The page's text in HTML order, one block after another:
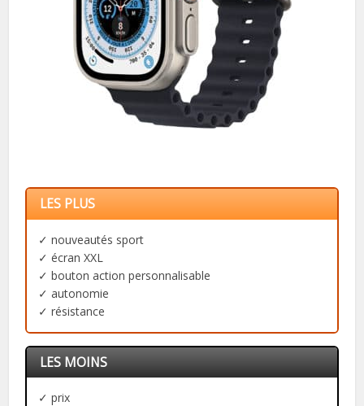
LES PLUS
✓ nouveautés sport
✓ écran XXL
✓ bouton action personnalisable
✓ autonomie
✓ résistance
LES MOINS
✓ prix